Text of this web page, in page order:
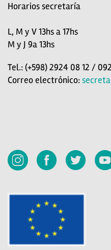
Horarios secretaría
L, M y V 13hs a 17hs
M y J 9a 13hs
Tel.: (+598) 2924 08 12 /
Correo electrónico: